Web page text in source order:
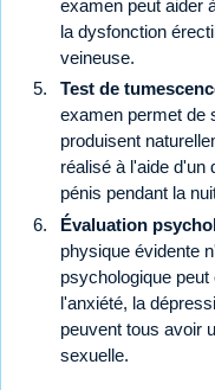
examen peut aider
la dysfonction
veineuse.
Test de
examen permet de
produisent
réalisé à l'aide d'un
pénis pendant la
Évaluation
physique évidente
psychologique
l'anxiété, la
peuvent tous avoir
sexuelle.